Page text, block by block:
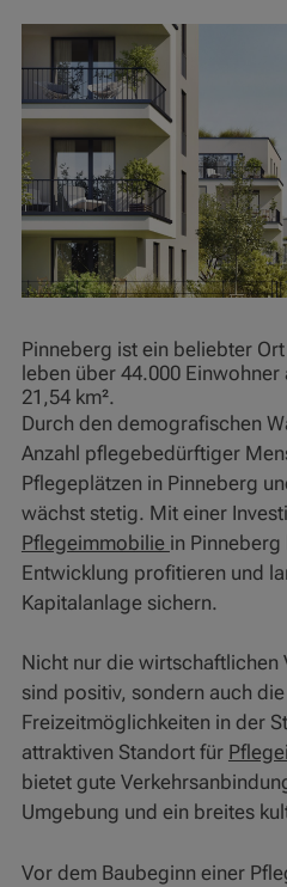
Pinneberg ist ein beliebter
leben über 44.000
21,54 km².
Durch den demografischen
Anzahl pflegebedürftiger
Pflegeplätzen in Pinneberg
wächst stetig. Mit einer
Pflegeimmobilie in
Entwicklung profitieren und
Kapitalanlage sichern.
Nicht nur die wirtschaftlichen
sind positiv, sondern auch
Freizeitmöglichkeiten in der
attraktiven Standort für
bietet gute
Umgebung und ein breites
Vor dem Baubeginn einer